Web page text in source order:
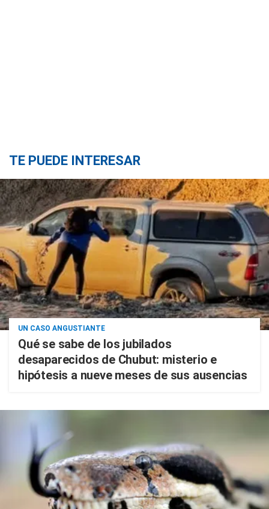
TE PUEDE INTERESAR
UN CASO ANGUSTIANTE
Qué se sabe de los jubilados
desaparecidos de Chubut: misterio e
hipótesis a nueve meses de sus ausencias